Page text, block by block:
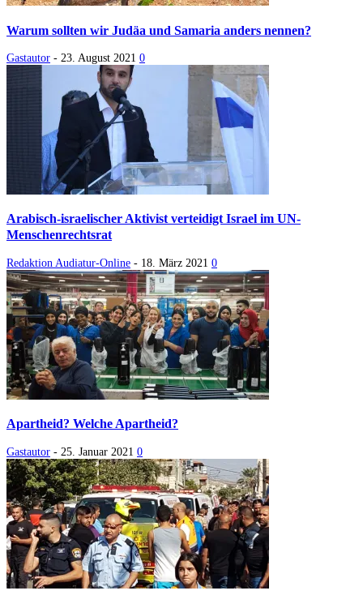
Warum sollten wir Judäa und Samaria anders nennen?
Gastautor - 23. August 2021 0
Arabisch-israelischer Aktivist verteidigt Israel im UN-
Menschenrechtsrat
Redaktion Audiatur-Online - 18. März 2021 0
Apartheid? Welche Apartheid?
Gastautor - 25. Januar 2021 0